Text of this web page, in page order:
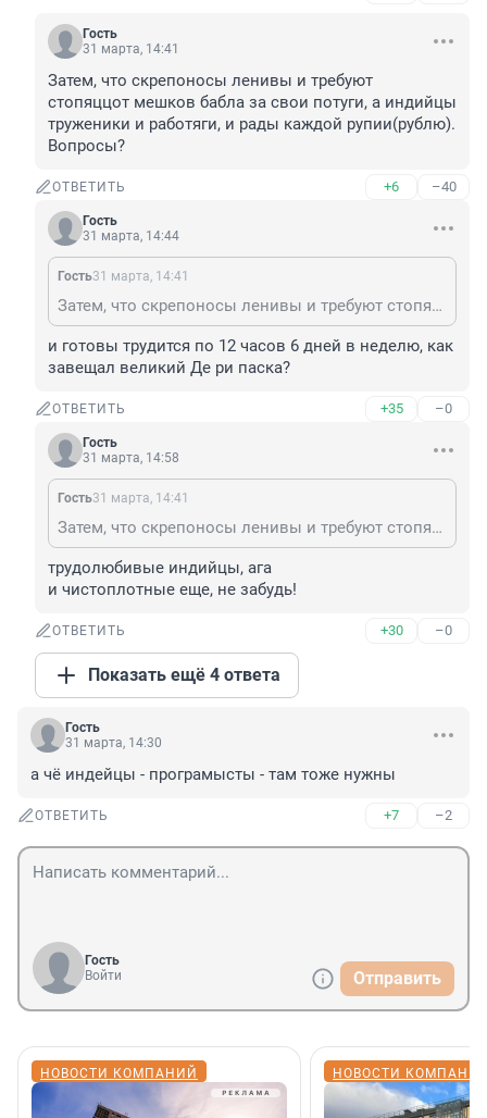
Гость
31 марта, 14:41
Затем, что скрепоносы ленивы и требуют
стопяццот мешков бабла за свои потуги, а индийцы
труженики и работяги, и рады каждой рупии(рублю).
Вопросы?
ОТВЕТИТЬ +6 –40
Гость
31 марта, 14:44
Гость31 марта, 14:41
Затем, что скрепоносы ленивы и требуют стопяццот мешков бабла за свои потуги, а индийцы труженики и работяги, и рады каждой рупии(рублю). Вопросы?
и готовы трудится по 12 часов 6 дней в неделю, как
завещал великий Де ри паска?
ОТВЕТИТЬ +35 –0
Гость
31 марта, 14:58
Гость31 марта, 14:41
Затем, что скрепоносы ленивы и требуют стопяццот мешков бабла за свои потуги, а индийцы труженики и работяги, и рады каждой рупии(рублю). Вопросы?
трудолюбивые индийцы, ага
и чистоплотные еще, не забудь!
ОТВЕТИТЬ +30 –0
Показать ещё 4 ответа
Гость
31 марта, 14:30
а чё индейцы - програмысты - там тоже нужны
ОТВЕТИТЬ +7 –2
Гость
Войти
Отправить
НОВОСТИ КОМПАНИЙ НОВОСТИ